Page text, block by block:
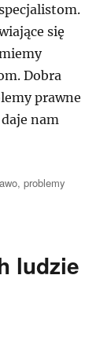
się
Dobra
prawne
nam
,problemy
ludzie